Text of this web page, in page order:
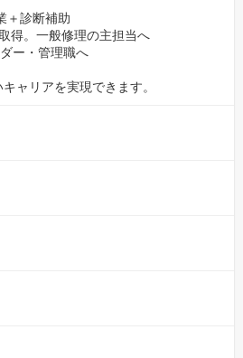
＋診断補助
得。一般修理の主担当へ
ー・管理職へ
ャリアを実現できます。